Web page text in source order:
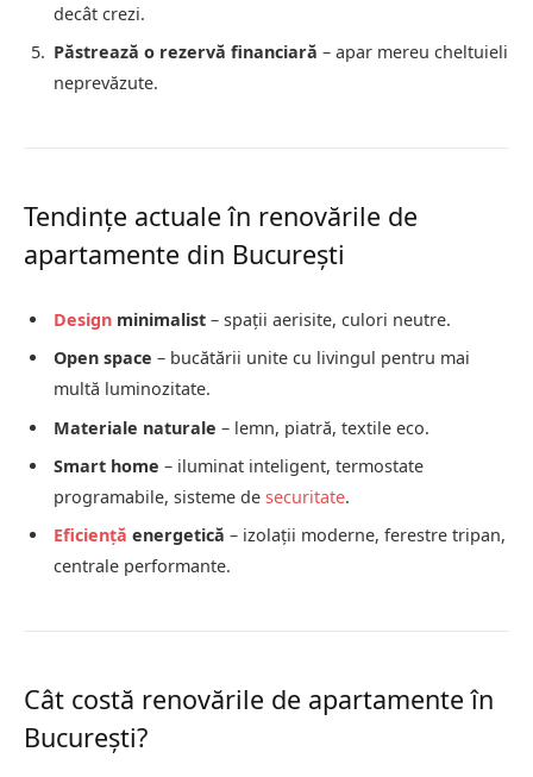
decât crezi.
Păstrează o rezervă financiară – apar mereu cheltuieli
neprevăzute.
Tendințe actuale în renovările de
apartamente din București
Design minimalist – spații aerisite, culori neutre.
Open space – bucătării unite cu livingul pentru mai
multă luminozitate.
Materiale naturale – lemn, piatră, textile eco.
Smart home – iluminat inteligent, termostate
programabile, sisteme de securitate.
Eficiență energetică – izolații moderne, ferestre tripan,
centrale performante.
Cât costă renovările de apartamente în
București?